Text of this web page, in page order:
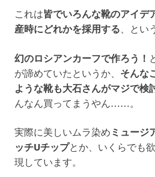
これは皆でいろんな靴のアイデ
産時にどれかを採用する 、とい
幻のロシアンカーフで作ろう！
が諦めていたというか、 そんな
ような靴も大石さんがマジで検
んなん買ってまうやん……。
実際に美しいムラ染め ミュージ
ッチUチップとか、いくらでも
現しています。